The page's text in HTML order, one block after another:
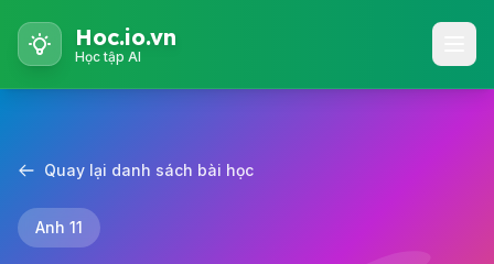
Hoc.io.vn
Học tập AI
Quay lại danh sách bài học
Anh 11